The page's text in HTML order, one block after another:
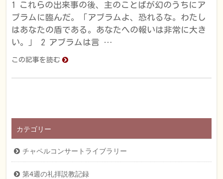
1 これらの出来事の後、主のことばが幻のうちにア
ブラムに臨んだ。「アブラムよ、恐れるな。わたし
はあなたの盾である。あなたへの報いは非常に大き
い。」 2 アブラムは言 …
この記事を読む
カテゴリー
チャペルコンサートライブラリー
第4週の礼拝説教記録